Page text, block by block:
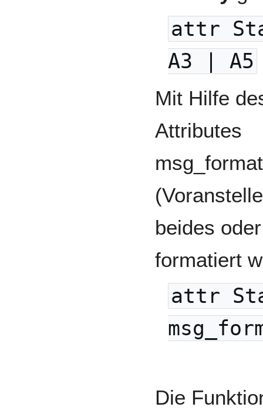
attr
A3 | A5
Mit Hilfe
Attributes
beides
formatiert
attr
Die